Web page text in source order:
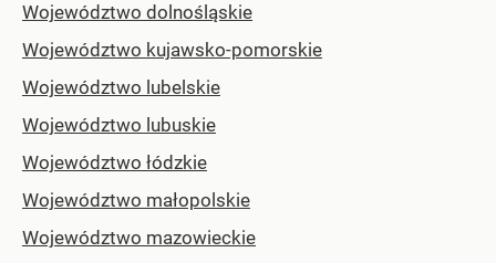
Województwo dolnośląskie
Województwo kujawsko-pomorskie
Województwo lubelskie
Województwo lubuskie
Województwo łódzkie
Województwo małopolskie
Województwo mazowieckie